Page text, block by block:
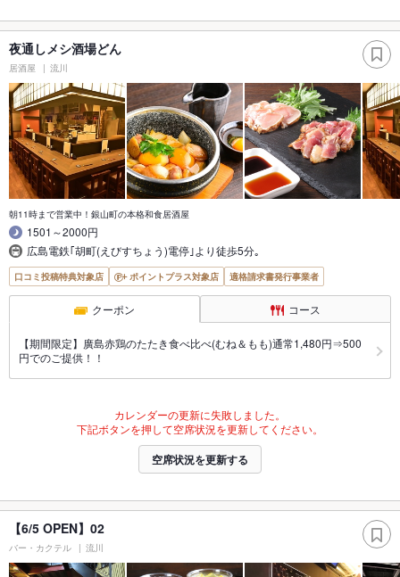
夜通しメシ酒場どん
居酒屋 流川
朝11時まで営業中！銀山町の本格和食居酒屋
1501～2000円
広島電鉄｢胡町(えびすちょう)電停｣より徒歩5分｡
口コミ投稿特典対象店 ポイントプラス対象店 適格請求書発行事業者
クーポン コース
【期間限定】廣島赤鶏のたたき食べ比べ(むね＆もも)通常1,480円⇒500
円でのご提供！！
カレンダーの更新に失敗しました。
下記ボタンを押して空席状況を更新してください。
空席状況を更新する
【6/5 OPEN】02
バー・カクテル 流川